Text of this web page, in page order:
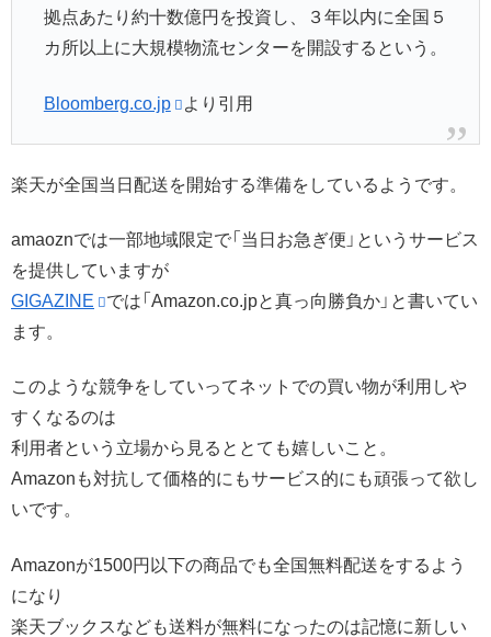
拠点あたり約十数億円を投資し、３年以内に全国５
カ所以上に大規模物流センターを開設するという。
Bloomberg.co.jp より引用
楽天が全国当日配送を開始する準備をしているようです。
amaoznでは一部地域限定で「当日お急ぎ便」というサービス
を提供していますが
GIGAZINE
では「Amazon.co.jpと真っ向勝負か」と書いてい
ます。
このような競争をしていってネットでの買い物が利用しや
すくなるのは
利用者という立場から見るととても嬉しいこと。
Amazonも対抗して価格的にもサービス的にも頑張って欲し
いです。
Amazonが1500円以下の商品でも全国無料配送をするよう
になり
楽天ブックスなども送料が無料になったのは記憶に新しい